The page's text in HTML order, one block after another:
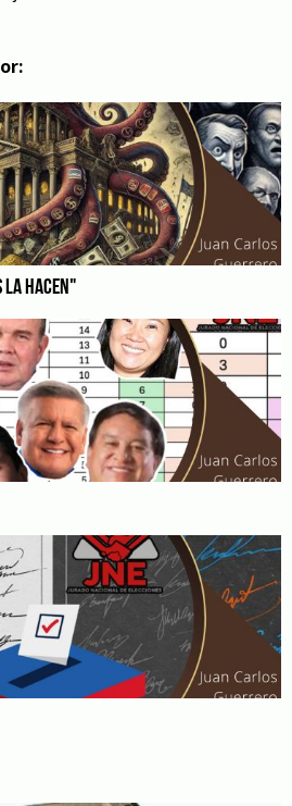
LA HACEN"